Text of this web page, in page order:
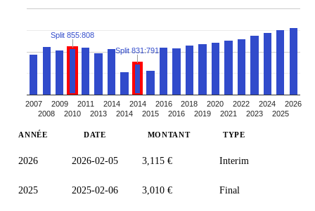
2007
2008
2009
2010
2011
2013
2014
2014
2014
2015
2016
2016
2018
2019
2020
2021
2022
2023
2024
2025
2026
Split 855:808
Split 831:791
ANNÉE DATE MONTANT TYPE
2026 2026-02-05 3,115 € Interim
2025 2025-02-06 3,010 € Final